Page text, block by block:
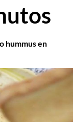
hummus en